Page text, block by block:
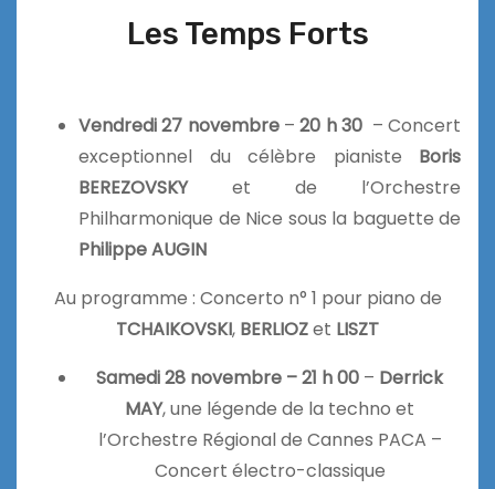
Les Temps Forts
Vendredi 27 novembre–20 h 30 – Concert
exceptionnel du célèbre pianiste Boris
BEREZOVSKYet de l’Orchestre
Philharmonique de Nice sous la baguette de
Philippe AUGIN
Au programme : Concerto n° 1 pour piano de
TCHAIKOVSKI, BERLIOZet LISZT
Samedi 28 novembre – 21 h 00 – Derrick
MAY, une légende de la techno et
l’Orchestre Régional de Cannes PACA –
Concert électro-classique